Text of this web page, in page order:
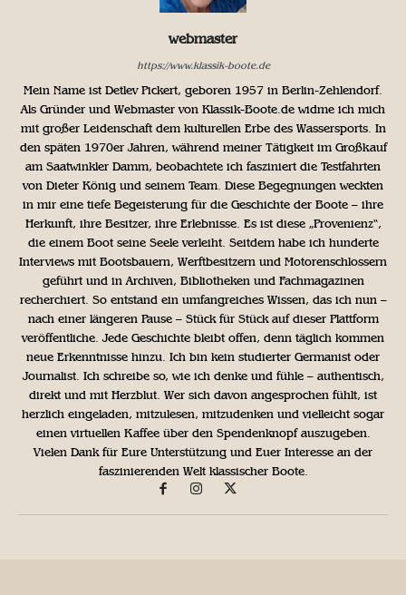
webmaster
https://www.klassik-boote.de
Mein Name ist Detlev Pickert, geboren 1957 in Berlin-Zehlendorf.
Als Gründer und Webmaster von Klassik-Boote.de widme ich mich
mit großer Leidenschaft dem kulturellen Erbe des Wassersports. In
den späten 1970er Jahren, während meiner Tätigkeit im Großkauf
am Saatwinkler Damm, beobachtete ich fasziniert die Testfahrten
von Dieter König und seinem Team. Diese Begegnungen weckten
in mir eine tiefe Begeisterung für die Geschichte der Boote – ihre
Herkunft, ihre Besitzer, ihre Erlebnisse. Es ist diese „Provenienz“,
die einem Boot seine Seele verleiht. Seitdem habe ich hunderte
Interviews mit Bootsbauern, Werftbesitzern und Motorenschlossern
geführt und in Archiven, Bibliotheken und Fachmagazinen
recherchiert. So entstand ein umfangreiches Wissen, das ich nun –
nach einer längeren Pause – Stück für Stück auf dieser Plattform
veröffentliche. Jede Geschichte bleibt offen, denn täglich kommen
neue Erkenntnisse hinzu. Ich bin kein studierter Germanist oder
Journalist. Ich schreibe so, wie ich denke und fühle – authentisch,
direkt und mit Herzblut. Wer sich davon angesprochen fühlt, ist
herzlich eingeladen, mitzulesen, mitzudenken und vielleicht sogar
einen virtuellen Kaffee über den Spendenknopf auszugeben.
Vielen Dank für Eure Unterstützung und Euer Interesse an der
faszinierenden Welt klassischer Boote.